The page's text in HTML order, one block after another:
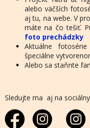
alebo väčších
aj tu, na webe. V
máte na čo tešiť.
foto prechádzky
Aktuálne
špeciálne
Alebo sa staňnte
Sledujte ma aj na